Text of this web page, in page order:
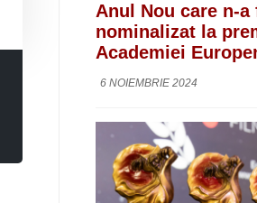
Anul Nou care n-a
nominalizat la
Academiei
6 NOIEMBRIE 2024